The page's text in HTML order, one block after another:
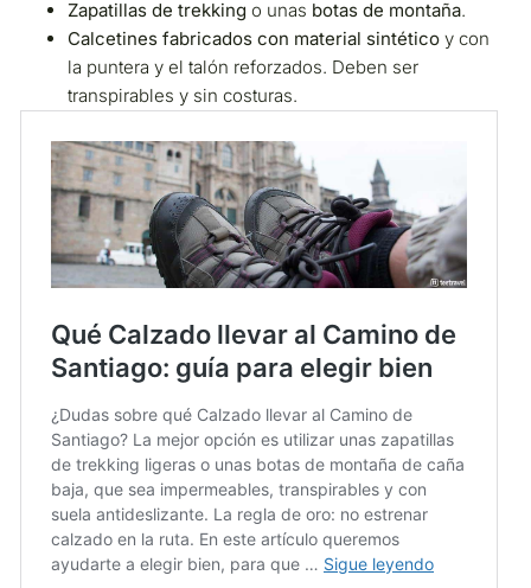
Zapatillas de trekking o unas botas de montaña.
Calcetines fabricados con material sintético y con
la puntera y el talón reforzados. Deben ser
transpirables y sin costuras.